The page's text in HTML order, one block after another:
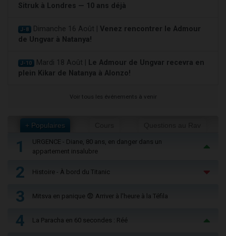
Sitruk à Londres — 10 ans déjà
J-8 Dimanche 16 Août | Venez rencontrer le Admour
de Ungvar à Natanya!
J-10 Mardi 18 Août |
Le Admour de Ungvar recevra en
plein Kikar de Natanya à Alonzo!
Voir tous les événements à venir
+ Populaires
1
URGENCE - Diane, 80 ans, en danger dans un
appartement insalubre
2 Histoire - À bord du Titanic
3 Mitsva en panique 😨 Arriver à l'heure à la Téfila
4 La Paracha en 60 secondes : Réé